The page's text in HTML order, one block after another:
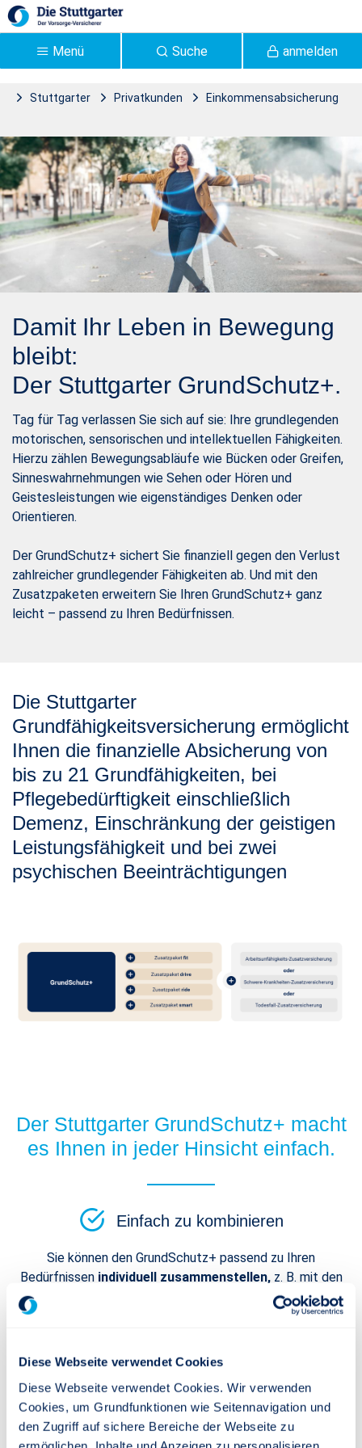
Diese Webseite verwendet Cookies
Diese Webseite verwendet Cookies. Wir verwenden
Cookies, um Grundfunktionen wie Seitennavigation und
den Zugriff auf sichere Bereiche der Webseite zu
Zum Hauptinhalt springen
anmelden
Suche
Menü
Stuttgarter Privatkunden
Einkommensabsicherung
Grundfähigkeit |
Stuttgarter Versicherung -
Stuttgarter
Damit Ihr Leben in Bewegung
bleibt:
Der Stuttgarter GrundSchutz+.
Tag für Tag verlassen Sie sich auf sie: Ihre grundlegenden
motorischen, sensorischen und intellektuellen Fähigkeiten.
Hierzu zählen Bewegungsabläufe wie Bücken oder Greifen,
Sinneswahrnehmungen wie Sehen oder Hören und
Geistesleistungen wie eigenständiges Denken oder
Orientieren.
Der GrundSchutz+ sichert Sie finanziell gegen den Verlust
zahlreicher grundlegender Fähigkeiten ab. Und mit den
Zusatzpaketen erweitern Sie Ihren GrundSchutz+ ganz
leicht – passend zu Ihren Bedürfnissen.
Die Stuttgarter
Grundfähigkeitsversicherung ermöglicht
Ihnen die finanzielle Absicherung von
bis zu 21 Grundfähigkeiten, bei
Pflegebedürftigkeit einschließlich
Demenz, Einschränkung der geistigen
Leistungsfähigkeit und bei zwei
psychischen Beeinträchtigungen
Der Stuttgarter GrundSchutz+ macht
es Ihnen in jeder Hinsicht einfach.
Einfach zu kombinieren
Sie können den GrundSchutz+ passend zu Ihren
Bedürfnissen individuell zusammenstellen,z. B. mit den
Der Versicherungsschutz ist​​​​​​​ mit kleinem Budget
bezahlbar.
Einfach anzupassen